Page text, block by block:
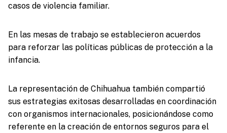
casos de violencia familiar.
En las mesas de trabajo se establecieron acuerdos
para reforzar las políticas públicas de protección a la
infancia.
La representación de Chihuahua también compartió
sus estrategias exitosas desarrolladas en coordinación
con organismos internacionales, posicionándose como
referente en la creación de entornos seguros para el